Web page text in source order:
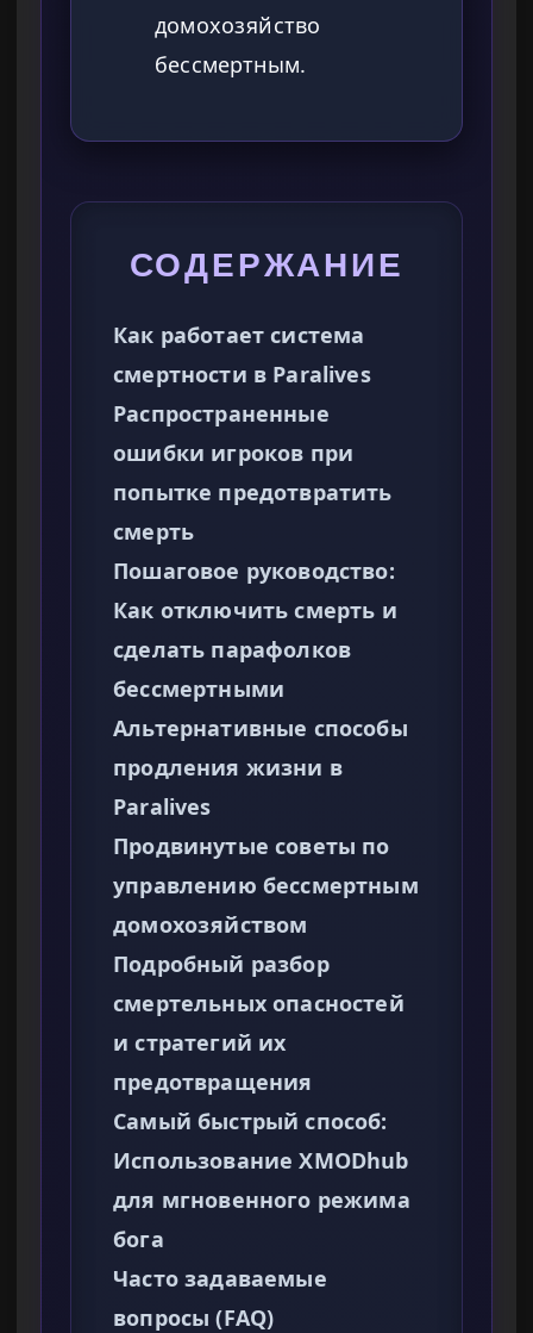
домохозяйство
бессмертным.
СОДЕРЖАНИЕ
Как работает система
смертности в Paralives
Распространенные
ошибки игроков при
попытке предотвратить
смерть
Пошаговое руководство:
Как отключить смерть и
сделать парафолков
бессмертными
Альтернативные способы
продления жизни в
Paralives
Продвинутые советы по
управлению бессмертным
домохозяйством
Подробный разбор
смертельных опасностей
и стратегий их
предотвращения
Самый быстрый способ:
Использование XMODhub
для мгновенного режима
бога
Часто задаваемые
вопросы (FAQ)